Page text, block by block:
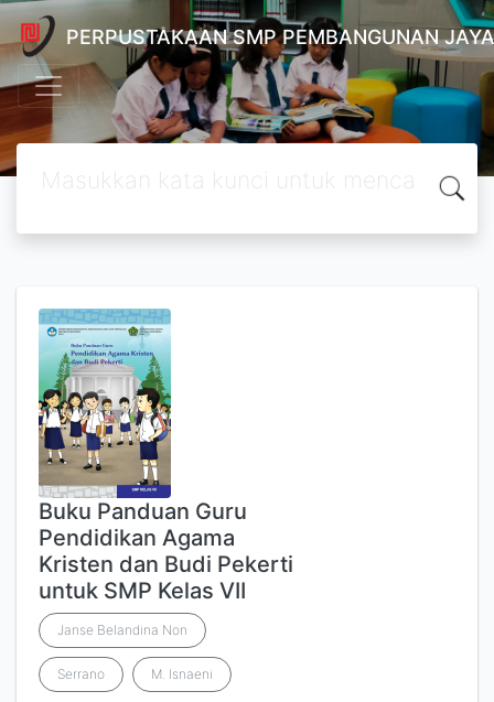
PERPUSTAKAAN SMP PEMBANGUNAN
Buku Panduan Guru
Pendidikan Agama
Kristen dan Budi Pekerti
untuk SMP Kelas VII
Janse Belandina Non
Serrano M. Isnaeni